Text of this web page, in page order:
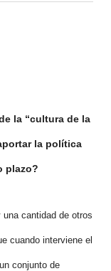
la “cultura de la
la política
plazo?
cantidad de otros
cuando interviene el
conjunto de